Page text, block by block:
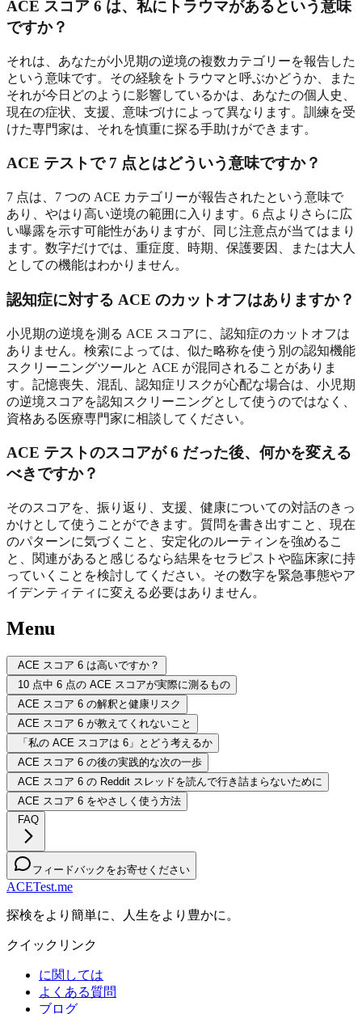
ACE スコア 6 は、私にトラウマがあるという意味
ですか？
それは、あなたが小児期の逆境の複数カテゴリーを報告した
という意味です。その経験をトラウマと呼ぶかどうか、また
それが今日どのように影響しているかは、あなたの個人史、
現在の症状、支援、意味づけによって異なります。訓練を受
けた専門家は、それを慎重に探る手助けができます。
ACE テストで 7 点とはどういう意味ですか？
7 点は、7 つの ACE カテゴリーが報告されたという意味で
あり、やはり高い逆境の範囲に入ります。6 点よりさらに広
い曝露を示す可能性がありますが、同じ注意点が当てはまり
ます。数字だけでは、重症度、時期、保護要因、または大人
としての機能はわかりません。
認知症に対する ACE のカットオフはありますか？
小児期の逆境を測る ACE スコアに、認知症のカットオフは
ありません。検索によっては、似た略称を使う別の認知機能
スクリーニングツールと ACE が混同されることがありま
す。記憶喪失、混乱、認知症リスクが心配な場合は、小児期
の逆境スコアを認知スクリーニングとして使うのではなく、
資格ある医療専門家に相談してください。
ACE テストのスコアが 6 だった後、何かを変える
べきですか？
そのスコアを、振り返り、支援、健康についての対話のきっ
かけとして使うことができます。質問を書き出すこと、現在
のパターンに気づくこと、安定化のルーティンを強めるこ
と、関連があると感じるなら結果をセラピストや臨床家に持
っていくことを検討してください。その数字を緊急事態やア
イデンティティに変える必要はありません。
Menu
ACE スコア 6 は高いですか？
10 点中 6 点の ACE スコアが実際に測るもの
ACE スコア 6 の解釈と健康リスク
ACE スコア 6 が教えてくれないこと
「私の ACE スコアは 6」とどう考えるか
ACE スコア 6 の後の実践的な次の一歩
ACE スコア 6 の Reddit スレッドを読んで行き詰まらないために
ACE スコア 6 をやさしく使う方法
FAQ
フィードバックをお寄せください
ACETest.me
探検をより簡単に、人生をより豊かに。
クイックリンク
に関しては
よくある質問
ブログ